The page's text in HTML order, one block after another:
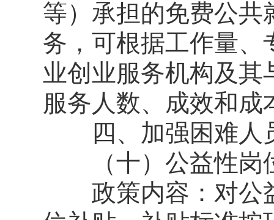
等）承担的免费公共
务，可根据工作量、
业创业服务机构及其
服务人数、成效和
四、加强困难人
（十）公益性岗
政策内容：对公益